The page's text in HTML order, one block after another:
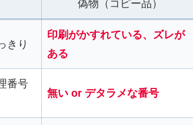
偽物（コピー品）
きり
印刷がかすれている、ズレが
ある
番号
無い or デタラメな番号